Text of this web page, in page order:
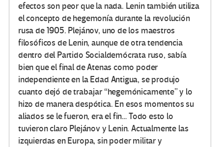
efectos son peor que la nada. Lenin también utiliza
el concepto de hegemonía durante la revolución
rusa de 1905. Plejánov, uno de los maestros
filosóficos de Lenin, aunque de otra tendencia
dentro del Partido Socialdemócrata ruso, sabía
bien que el final de Atenas como poder
independiente en la Edad Antigua, se produjo
cuanto dejó de trabajar “hegemónicamente” y lo
hizo de manera despótica. En esos momentos su
aliados se le fueron, era el fin… Todo esto lo
tuvieron claro Plejánov y Lenin. Actualmente las
izquierdas en Europa, sin poder militar y